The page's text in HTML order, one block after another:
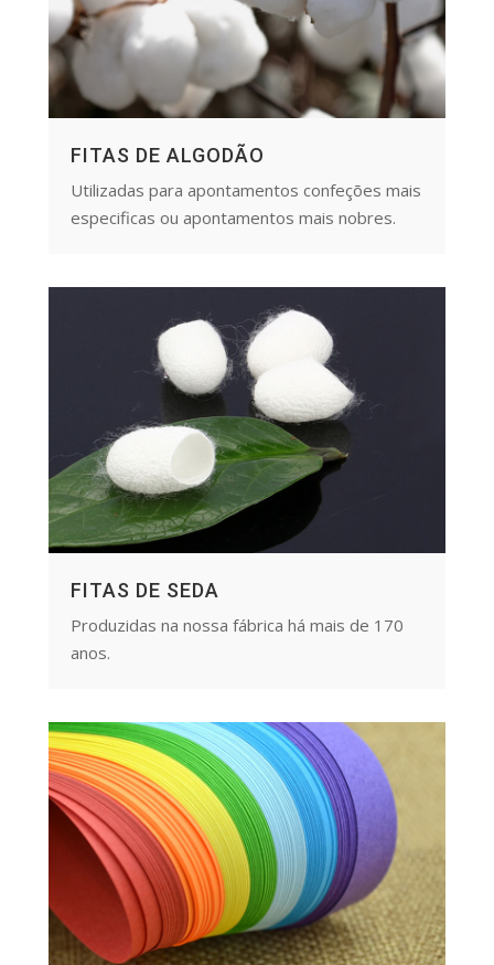
FITAS DE ALGODÃO
Utilizadas para apontamentos confeções mais
especificas ou apontamentos mais nobres.
FITAS DE SEDA
Produzidas na nossa fábrica há mais de 170
anos.